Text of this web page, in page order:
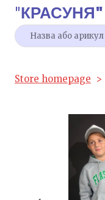
"КРАСУНЯ"
Store homepage